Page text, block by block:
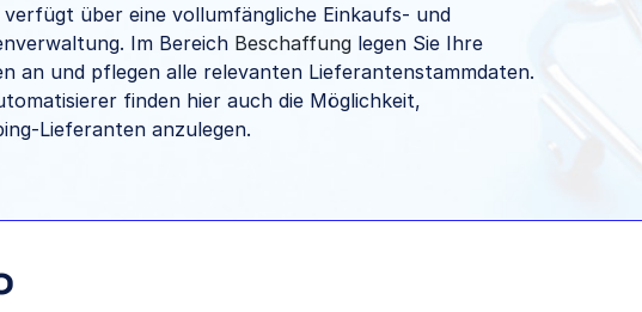
verfügt über eine vollumfängliche Einkaufs- und
Im Bereich Beschaffung legen Sie Ihre
an und pflegen alle relevanten Lieferantenstammdaten.
finden hier auch die Möglichkeit,
Lieferanten anzulegen.